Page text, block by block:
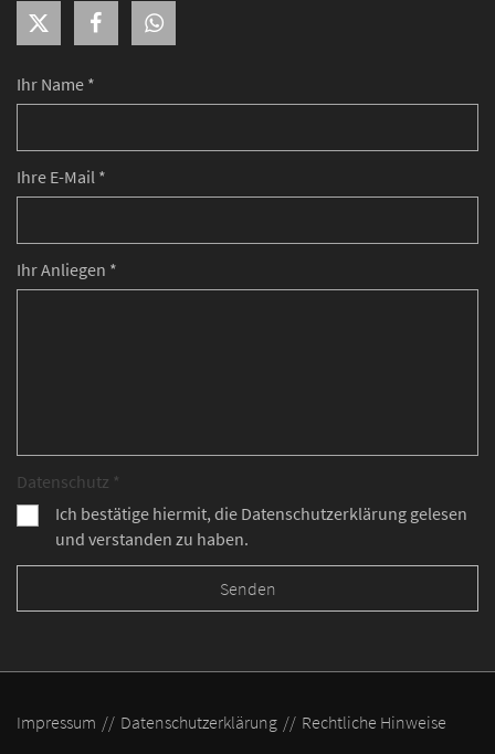
Ihr Name *
Ihre E-Mail *
Ihr Anliegen *
Datenschutz *
Ich bestätige hiermit, die Datenschutzerklärung gelesen
und verstanden zu haben.
Impressum Datenschutzerklärung Rechtliche Hinweise